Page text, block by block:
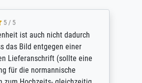
5 / 5
ist auch nicht dadurch
das Bild entgegen einer
Lieferanschrift (sollte eine
für die normannische